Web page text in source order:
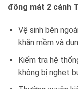
đông mát 2 cánh
Vệ sinh bên
khăn mềm và
Kiểm tra hệ
không bị nghẹt